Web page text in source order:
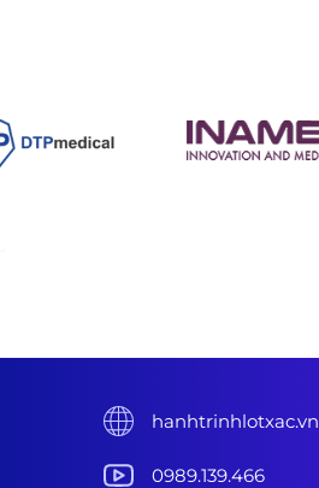
hanhtrinhlotxac.vn
0989.139.466